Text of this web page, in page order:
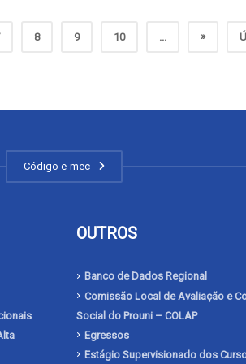
8 9 10 ... »
Código e-mec
OUTROS
Banco de Dados Regional
Comissão Local de Avaliação e
Social do Prouni – COLAP
Egressos
Estágio Supervisionado dos